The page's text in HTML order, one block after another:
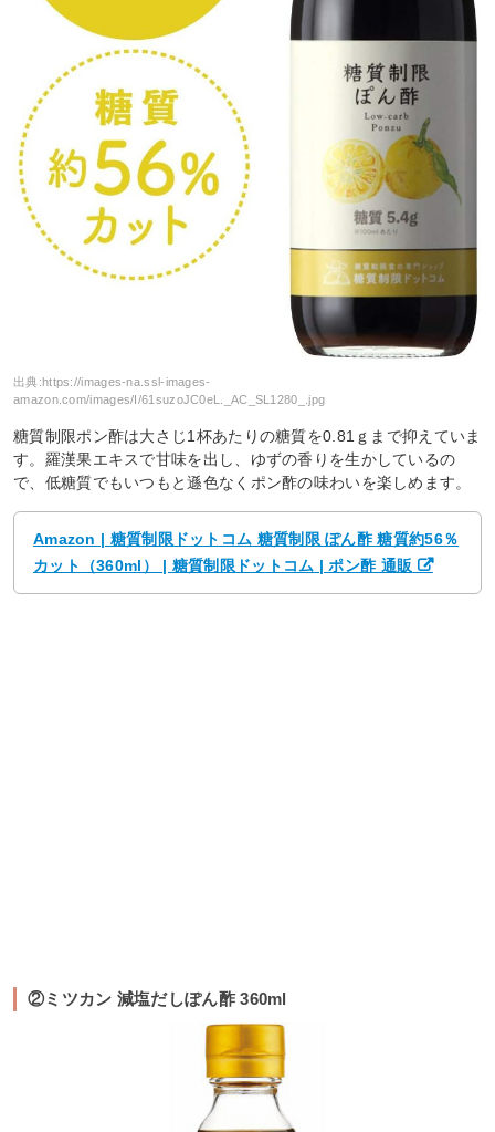
出典:https://images-na.ssl-images-
amazon.com/images/I/61suzoJC0eL._AC_SL1280_.jpg
糖質制限ポン酢は大さじ1杯あたりの糖質を0.81ｇまで抑えていま
す。羅漢果エキスで甘味を出し、ゆずの香りを生かしているの
で、低糖質でもいつもと遜色なくポン酢の味わいを楽しめます。
Amazon | 糖質制限ドットコム 糖質制限 ぽん酢 糖質約56％
カット（360ml） | 糖質制限ドットコム | ポン酢 通販
②ミツカン 減塩だしぽん酢 360ml